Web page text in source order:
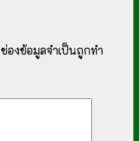
ช่องข้อมูลจำเป็นถูกทำ